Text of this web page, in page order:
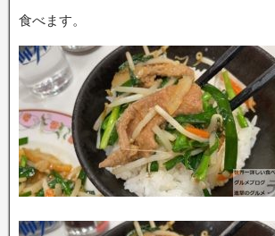
食べます。